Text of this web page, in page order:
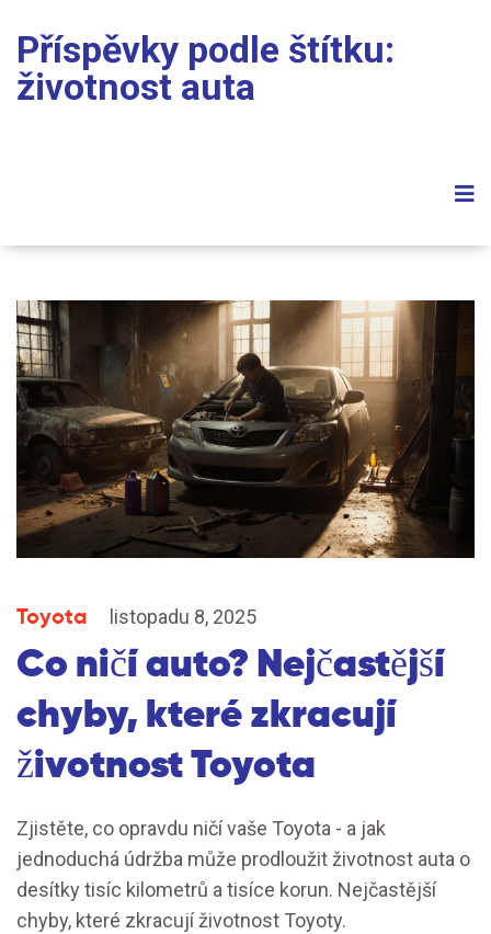
Příspěvky podle štítku:
životnost auta
Toyota listopadu 8, 2025
Co ničí auto? Nejčastější
chyby, které zkracují
životnost Toyota
Zjistěte, co opravdu ničí vaše Toyota - a jak
jednoduchá údržba může prodloužit životnost auta o
desítky tisíc kilometrů a tisíce korun. Nejčastější
chyby, které zkracují životnost Toyoty.